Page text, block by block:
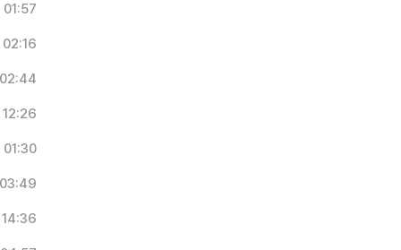
01:57
02:16
02:44
12:26
01:30
03:49
14:36